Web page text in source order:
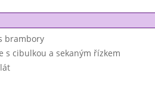
brambory
s cibulkou a sekaným řízkem